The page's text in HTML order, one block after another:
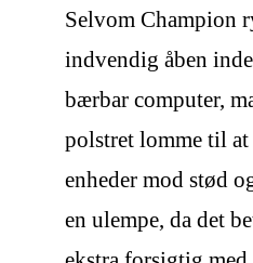
Selvom Champion
indvendig åben
bærbar computer,
polstret lomme til
enheder mod stød
en ulempe, da det